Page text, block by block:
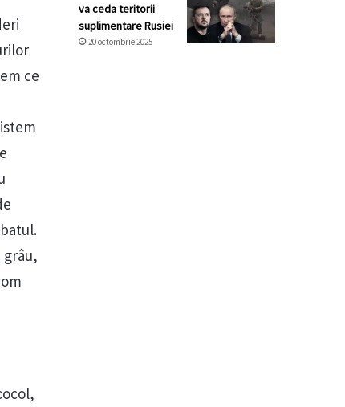
ce
va ceda teritorii
suplimentare Rusiei
20 octombrie 2025